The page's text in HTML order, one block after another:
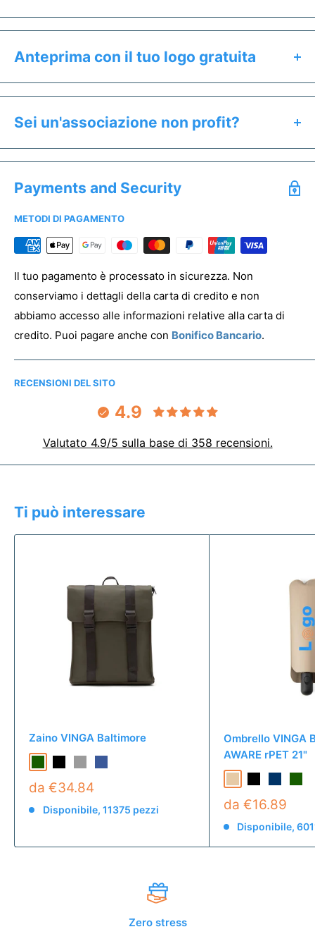
Anteprima con il tuo logo gratuita
Clicca il pulsante "Preventivo & Anteprima" per:
Calcolare il prezzo esatto del prodotto
Salvare un preventivo
Acquistare campioni senza stampa
Sei un'associazione non profit?
Se sei un'associazione non profit hai diritto a prezzi
Terzo Settore.
Per registrare la tua associazione clicca
Payments and Security
METODI DI PAGAMENTO
Il tuo pagamento è processato in sicurezza. Non
conserviamo i dettagli della carta di credito e non
abbiamo accesso alle informazioni relative alla carta di
credito. Puoi pagare anche con Bonifico Bancario.
RECENSIONI DEL SITO
4.9
Valutato 4.9/5 sulla base di 358 recensioni.
Ti può interessare
Zaino VINGA Baltimore
da €34.84
Disponibile, 11375 pezzi
Ombrello VINGA
AWARE rPET 21"
da €16.89
Disponibile,
Zero stress